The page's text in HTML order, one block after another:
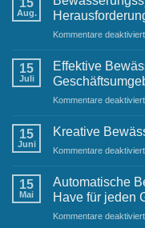
15
Aug.
Kommentare deaktiviert
15
Juli
Effektive
Kommentare deaktiviert
15
Juni
Kreative
Kommentare deaktiviert
15
Mai
Automatische
Have für jeden
Kommentare deaktiviert